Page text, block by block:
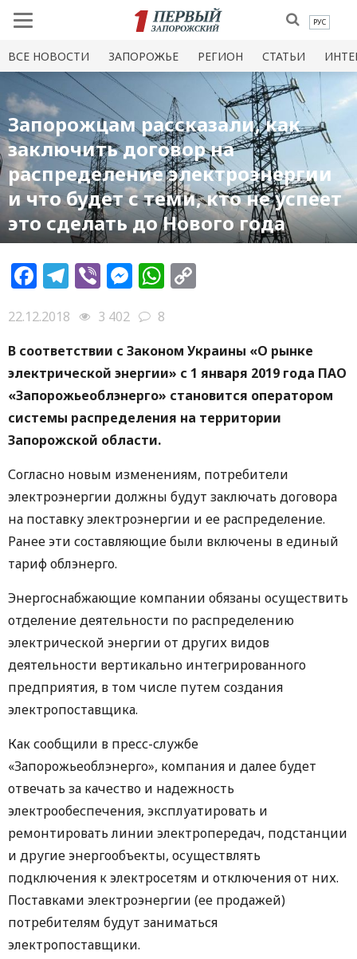
РУС
ВСЕ НОВОСТИ ЗАПОРОЖЬЕ РЕГИОН СТАТЬИ
Запорожцам рассказали, как
заключить договор на
распределение электроэнергии
и что будет с теми, кто не успеет
это сделать до Нового года
Facebook
Telegram
ViberMessenger
WhatsApp
22.12.2018 3 402
8
В соответствии с Законом Украины «О рынке
электрической энергии» с 1 января 2019 года ПАО
«Запорожьеоблэнерго» становится оператором
системы распределения на территории
Запорожской области.
Согласно новым изменениям, потребители
электроэнергии должны будут заключать договора
на поставку электроэнергии и ее распределение.
Ранее эти составляющие были включены в единый
тариф облэнерго.
Энергоснабжающие компании обязаны осуществить
отделение деятельности по распределению
электрической энергии от других видов
деятельности вертикально интегрированного
предприятия, в том числе путем создания
электропоставщика.
Как сообщили в пресс-службе
«Запорожьеоблэнерго», компания и далее будет
отвечать за качество и надежность
электрообеспечения, эксплуатировать и
ремонтировать линии электропередач, подстанции
и другие энергообъекты, осуществлять
подключения к электросетям и отключения от них.
Поставками электроэнергии (ее продажей)
потребителям будут заниматься
электропоставщики.